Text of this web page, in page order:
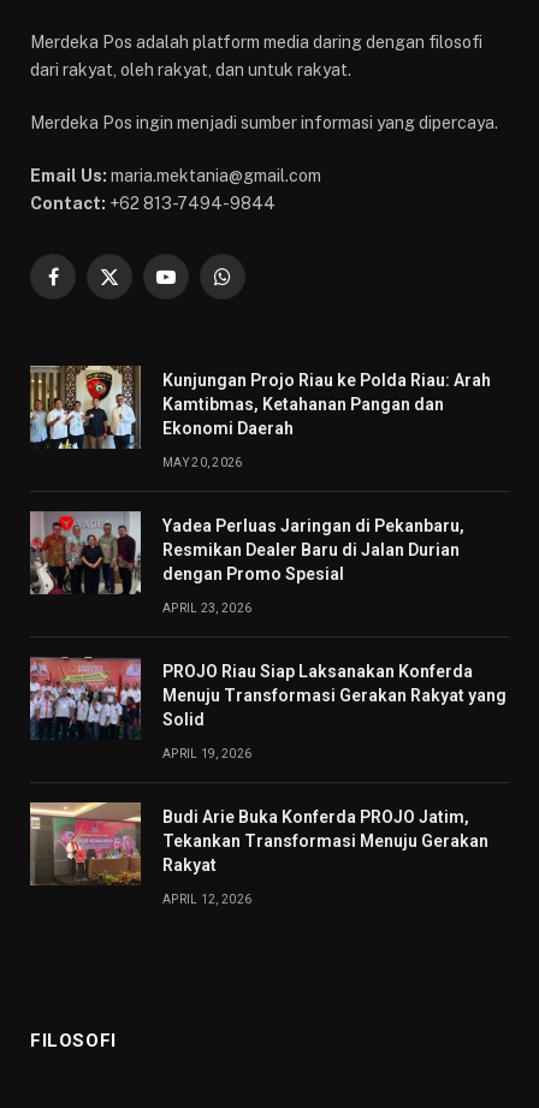
Merdeka Pos adalah platform media daring dengan filosofi
dari rakyat, oleh rakyat, dan untuk rakyat.
Merdeka Pos ingin menjadi sumber informasi yang dipercaya.
Email Us: maria.mektania@gmail.com
Contact: +62 813-7494-9844
Facebook
X
YouTubeWhatsApp
Kunjungan Projo Riau ke Polda Riau: Arah
Kamtibmas, Ketahanan Pangan dan
Ekonomi Daerah
MAY 20, 2026
Yadea Perluas Jaringan di Pekanbaru,
Resmikan Dealer Baru di Jalan Durian
dengan Promo Spesial
APRIL 23, 2026
PROJO Riau Siap Laksanakan Konferda
Menuju Transformasi Gerakan Rakyat yang
Solid
APRIL 19, 2026
Budi Arie Buka Konferda PROJO Jatim,
Tekankan Transformasi Menuju Gerakan
Rakyat
APRIL 12, 2026
FILOSOFI